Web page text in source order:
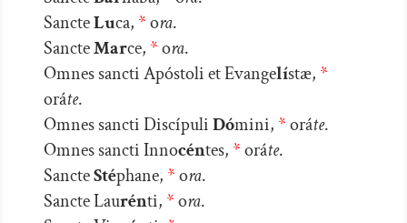
SancteLuca, *ora.
SancteMarce, *ora.
Omnes sancti Apóstoli et Evangelístæ, *
oráte.
Omnes sancti DiscípuliDómini, *oráte.
Omnes sancti Innocéntes, *oráte.
SancteStéphane, *ora.
Sancte Laurénti, *ora.